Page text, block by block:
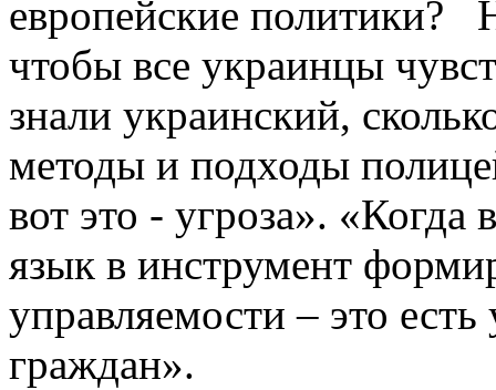
европейские политики?
чтобы все украинцы
знали украинский,
методы и подходы
вот это - угроза». «Когда
язык в инструмент
управляемости – это
граждан».